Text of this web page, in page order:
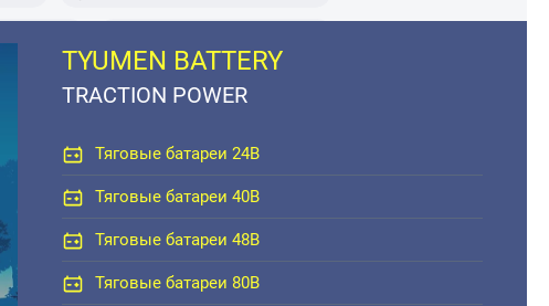
2х24 480 ah 4pzs 480
TYUMEN BATTERY
TRACTION POWER
Тяговые батареи 24В
Тяговые батареи 40В
Тяговые батареи 48В
Тяговые батареи 80В